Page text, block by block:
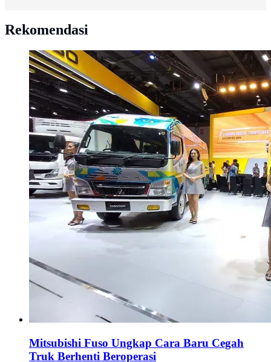
Rekomendasi
Mitsubishi Fuso Ungkap Cara Baru Cegah
Truk Berhenti Beroperasi